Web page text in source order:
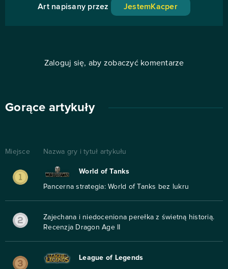
Art napisany przez JestemKacper
Zaloguj się, aby zobaczyć komentarze
Gorące artykuły
Miejsce Nazwa gry i tytuł artykułu
World of Tanks
Pancerna strategia: World of Tanks bez lukru
Zajechana i niedoceniona perełka z świetną historią.
Recenzja Dragon Age II
League of Legends